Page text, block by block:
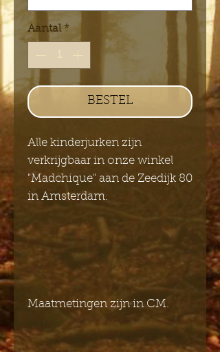
Aantal *
BESTEL
Alle kinderjurken zijn
verkrijgbaar in onze winkel
"Madchique" aan de Zeedijk 80
in Amsterdam.
Maatmetingen zijn in CM.